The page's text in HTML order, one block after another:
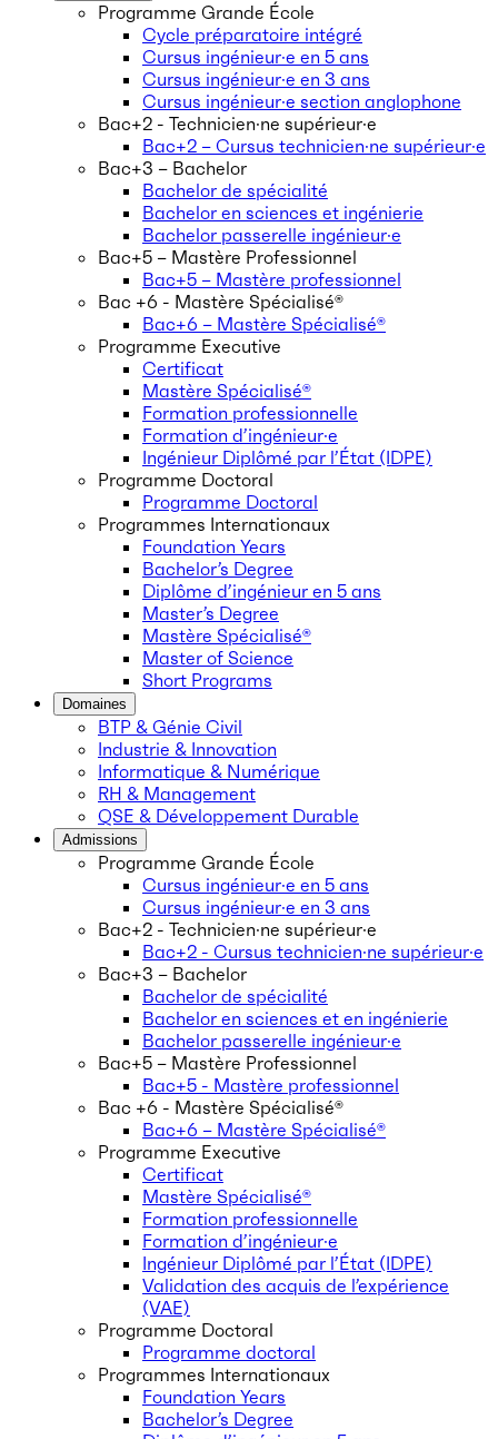
Programme Grande École
Cycle préparatoire intégré
Cursus ingénieur·e en 5 ans
Cursus ingénieur·e en 3 ans
Cursus ingénieur·e section anglophone
Bac+2 - Technicien·ne supérieur·e
Bac+2 – Cursus technicien·ne supérieur·e
Bac+3 – Bachelor
Bachelor de spécialité
Bachelor en sciences et ingénierie
Bachelor passerelle ingénieur·e
Bac+5 – Mastère Professionnel
Bac+5 – Mastère professionnel
Bac +6 - Mastère Spécialisé®
Bac+6 – Mastère Spécialisé®
Programme Executive
Certificat
Mastère Spécialisé®
Formation professionnelle
Formation d’ingénieur·e
Ingénieur Diplômé par l’État (IDPE)
Programme Doctoral
Programme Doctoral
Programmes Internationaux
Foundation Years
Bachelor’s Degree
Diplôme d’ingénieur en 5 ans
Master’s Degree
Mastère Spécialisé®
Master of Science
Short Programs
Domaines
BTP & Génie Civil
Industrie & Innovation
Informatique & Numérique
RH & Management
QSE & Développement Durable
Admissions
Programme Grande École
Cursus ingénieur·e en 5 ans
Cursus ingénieur·e en 3 ans
Bac+2 - Technicien·ne supérieur·e
Bac+2 - Cursus technicien·ne supérieur·e
Bac+3 – Bachelor
Bachelor de spécialité
Bachelor en sciences et en ingénierie
Bachelor passerelle ingénieur·e
Bac+5 – Mastère Professionnel
Bac+5 - Mastère professionnel
Bac +6 - Mastère Spécialisé®
Bac+6 – Mastère Spécialisé®
Programme Executive
Certificat
Mastère Spécialisé®
Formation professionnelle
Formation d’ingénieur·e
Ingénieur Diplômé par l’État (IDPE)
Validation des acquis de l’expérience
(VAE)
Programme Doctoral
Programme doctoral
Programmes Internationaux
Foundation Years
Bachelor’s Degree